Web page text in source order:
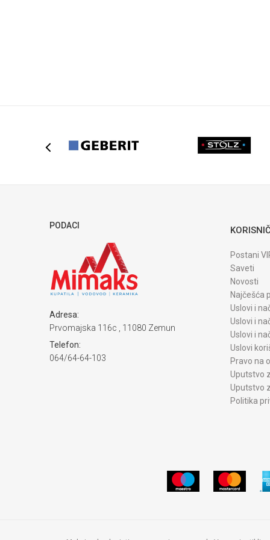
PODACI
Adresa:
Prvomajska 116c , 11080 Zemun
Telefon:
064/64-64-103
Postani
Saveti
Novosti
Najčešća
Uslovi i
Uslovi i
Uslovi i
Uslovi
Pravo na
Uputstvo
Uputstvo
Politika